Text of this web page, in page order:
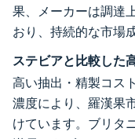
果、メーカーは調達
おり、持続的な市場
ステビアと比較した
高い抽出・精製コス
濃度により、羅漢果
けています。ブリタ